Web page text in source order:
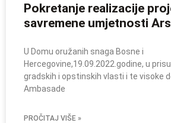
Pokretanje realizacije
savremene umjetnosti
U Domu oružanih snaga Bosne i
Hercegovine,19.09.2022.godine, u
gradskih i opstinskih vlasti i te visoke
Ambasade
PROČITAJ VIŠE »